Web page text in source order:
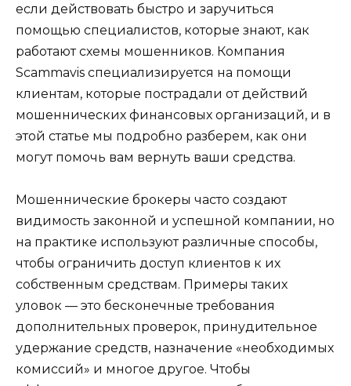
если действовать быстро и заручиться
помощью специалистов, которые знают, как
работают схемы мошенников. Компания
Scammavis специализируется на помощи
клиентам, которые пострадали от действий
мошеннических финансовых организаций, и в
этой статье мы подробно разберем, как они
могут помочь вам вернуть ваши средства.
Мошеннические брокеры часто создают
видимость законной и успешной компании, но
на практике используют различные способы,
чтобы ограничить доступ клиентов к их
собственным средствам. Примеры таких
уловок — это бесконечные требования
дополнительных проверок, принудительное
удержание средств, назначение «необходимых
комиссий» и многое другое. Чтобы